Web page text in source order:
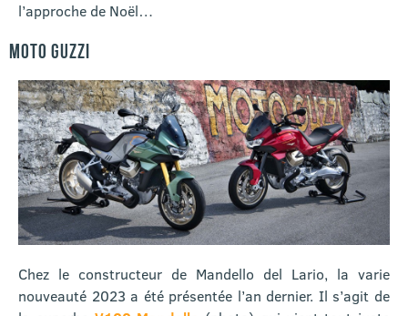
l’approche de Noël…
MOTO GUZZI
Chez le constructeur de Mandello del Lario, la varie
nouveauté 2023 a été présentée l’an dernier. Il s’agit de